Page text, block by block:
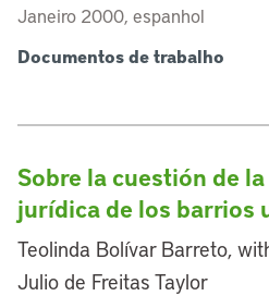
Janeiro 2000, espanhol
Documentos de trabalho
Sobre la cuestión de
jurídica de los barrios
Teolinda Bolívar Barreto,
Julio de Freitas Taylor